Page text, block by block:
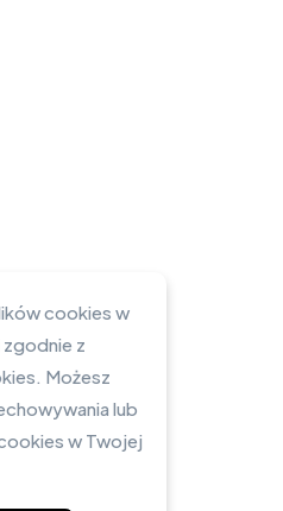
cookies w
zgodnie z
Możesz
lub
w Twojej